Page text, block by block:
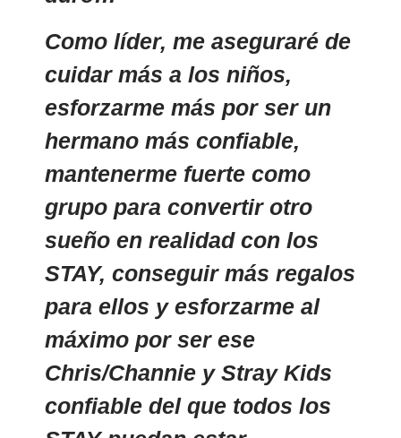
Como líder, me aseguraré de
cuidar más a los niños,
esforzarme más por ser un
hermano más confiable,
mantenerme fuerte como
grupo para convertir otro
sueño en realidad con los
STAY, conseguir más regalos
para ellos y esforzarme al
máximo por ser ese
Chris/Channie y Stray Kids
confiable del que todos los